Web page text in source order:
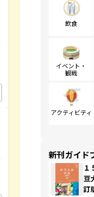
飲食
イベント・
観戦
アクティビティ
新刊ガイド
豆
訂